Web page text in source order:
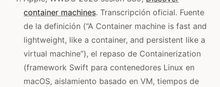
container machines. Transcripción oficial. Fuente
de la definición (“A Container machine is fast and
lightweight, like a container, and persistent like a
virtual machine”), el repaso de Containerization
(framework Swift para contenedores Linux en
macOS, aislamiento basado en VM, tiempos de